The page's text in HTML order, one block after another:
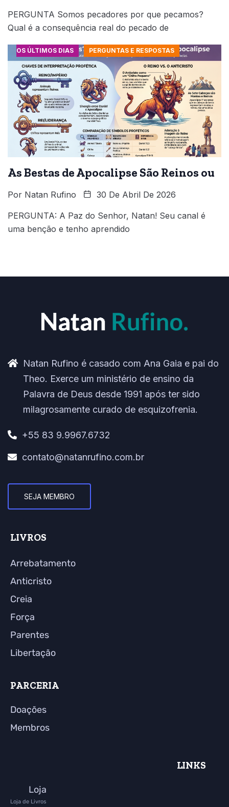
PERGUNTA Somos pecadores por que pecamos?
Qual é a consequência real do pecado de
OS ÚLTIMOS DIAS PERGUNTAS E RESPOSTAS
As Bestas de Apocalipse São Reinos ou
Por Natan Rufino 30 De Abril De 2026
PERGUNTA: A Paz do Senhor, Natan! Seu canal é
uma benção e tenho aprendido
Natan Rufino é casado com Ana Gaia e pai do
Theo. Exerce um ministério de ensino da
Palavra de Deus desde 1991 após ter sido
milagrosamente curado de esquizofrenia.
+55 83 9.9967.6732
contato@natanrufino.com.br
SEJA MEMBRO
LIVROS
Arrebatamento
Anticristo
Creia
Força
Parentes
Libertação
PARCERIA
Doações
Membros
LINKS
Loja
Loja de Livros